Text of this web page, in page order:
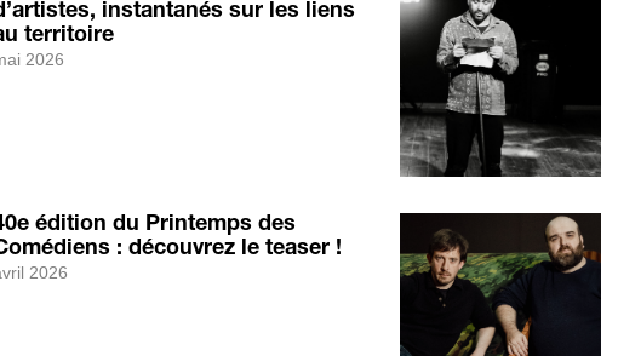
instantanés sur les liens
territoire
2026
édition du Printemps des
: découvrez le teaser !
2026